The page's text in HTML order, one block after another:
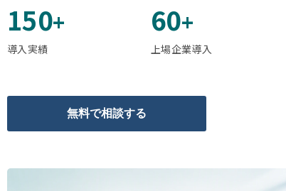
150+
導入実績
60+
上場企業導入
無料で相談する